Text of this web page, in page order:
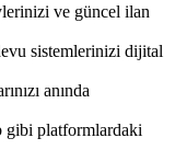
ve güncel ilan
sistemlerinizi dijital
anında
gibi platformlardaki